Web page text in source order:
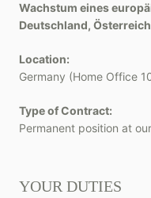
Wachstum eines
Deutschland,
Location:
Germany (Home Office
Type of Contract:
Permanent position at
YOUR DUTIES